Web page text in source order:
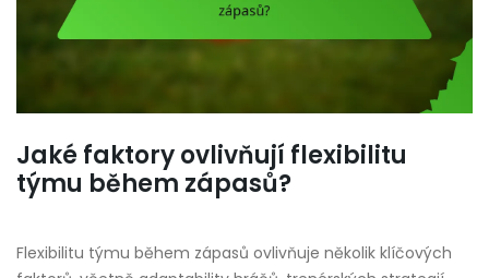
Jaké faktory ovlivňují flexibilitu
týmu během zápasů?
Flexibilitu týmu během zápasů ovlivňuje několik klíčových